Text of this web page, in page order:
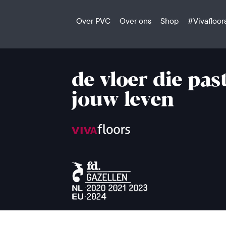
Over PVC Over ons Shop
de vloer die
jouw leven